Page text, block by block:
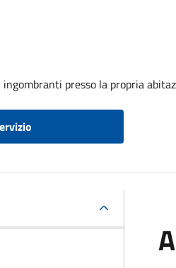
presso la propria